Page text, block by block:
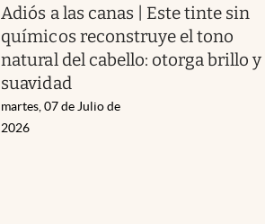
Adiós a las canas | Este tinte sin
químicos reconstruye el tono
natural del cabello: otorga brillo y
suavidad
martes, 07 de Julio de
2026